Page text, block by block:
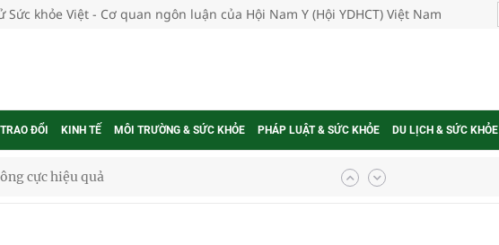
Sức khỏe Việt - Cơ quan ngôn luận của Hội Nam Y (Hội YDHCT) Việt Nam
ĐỔI KINH TẾ MÔI TRƯỜNG & SỨC KHỎE PHÁP LUẬT & SỨC KHỎE DU LỊCH & SỨC KHỎE
cực hiệu quả